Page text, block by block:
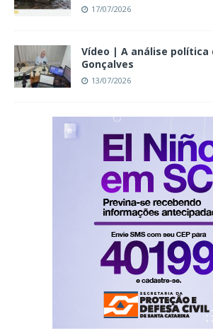
17/07/2026
Vídeo | A análise política
Gonçalves
13/07/2026